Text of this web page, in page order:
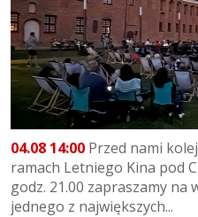
04.08 14:00 Przed nami
ramach Letniego Kina pod
godz. 21.00 zapraszamy na
jednego z największych...